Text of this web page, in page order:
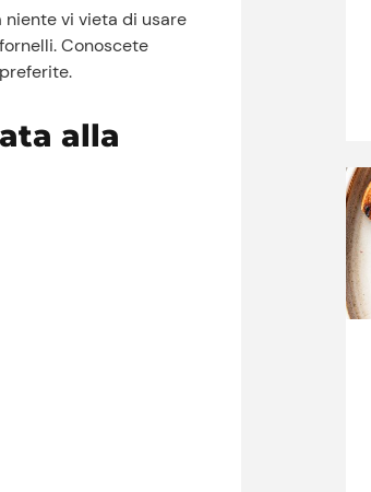
vi vieta di usare
Conoscete
alla